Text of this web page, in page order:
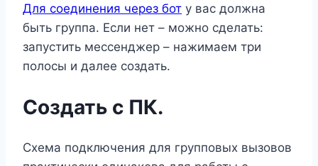
Для соединения через бот у вас должна
быть группа. Если нет – можно сделать:
запустить мессенджер – нажимаем три
полосы и далее создать.
Создать с ПК.
Схема подключения для групповых вызовов